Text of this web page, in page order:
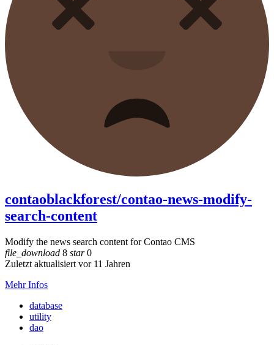
contaoblackforest/contao-news-modify-
search-content
Modify the news search content for Contao CMS
file_download 8 star0
Zuletzt aktualisiert vor 11 Jahren
Mehr Infos
database
utility
dao